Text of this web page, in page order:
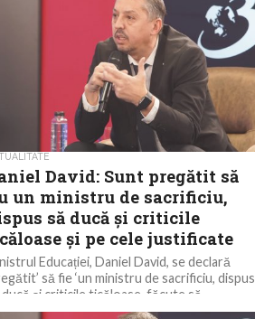
David: Sunt pregătit să
un ministru de sacrificiu,
să ducă și criticile
și pe cele justificate
Educației, Daniel David, se declară
să fie ‘un ministru de sacrificiu, dispus
ducă și criticile ticăloase, făcute să